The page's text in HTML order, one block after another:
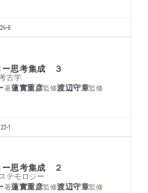
8
ー思考集成 ３
古学
著蓮實重彦監修渡辺守章監修
1
ー思考集成 ２
モロジー
著蓮實重彦監修渡辺守章監修